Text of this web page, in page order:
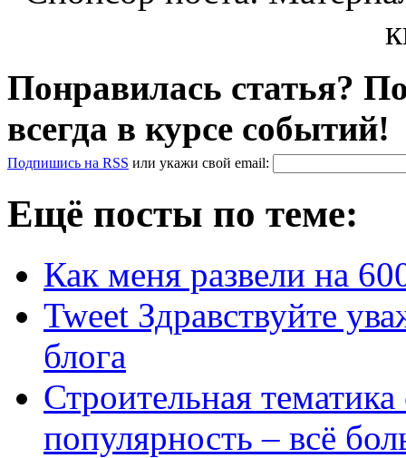
Понравилась статья?
всегда в курсе событий!
Подпишись на RSS или укажи свой email:
Ещё посты по теме:
Как меня развели на
Tweet Здравствуйте
блога
Строительная
популярность – всё